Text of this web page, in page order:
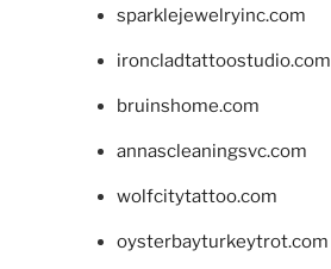
sparklejewelryinc.com
ironcladtattoostudio.com
bruinshome.com
annascleaningsvc.com
wolfcitytattoo.com
oysterbayturkeytrot.com